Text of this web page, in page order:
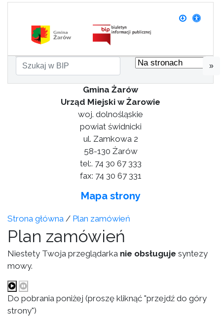
»
Gmina Żarów
Urząd Miejski w Żarowie
woj. dolnośląskie
powiat świdnicki
ul. Zamkowa 2
58-130 Żarów
tel:. 74 30 67 333
fax: 74 30 67 331
Mapa strony
Strona główna / Plan zamówień
Plan zamówień
Niestety Twoja przeglądarka nie obsługuje syntezy
mowy.
Do pobrania poniżej (proszę kliknąć "przejdź do góry
strony")